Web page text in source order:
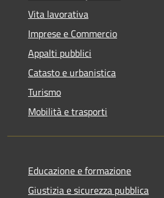
Vita lavorativa
Imprese e Commercio
Appalti pubblici
Catasto e urbanistica
Turismo
Mobilità e trasporti
Educazione e formazione
Giustizia e sicurezza pubblica